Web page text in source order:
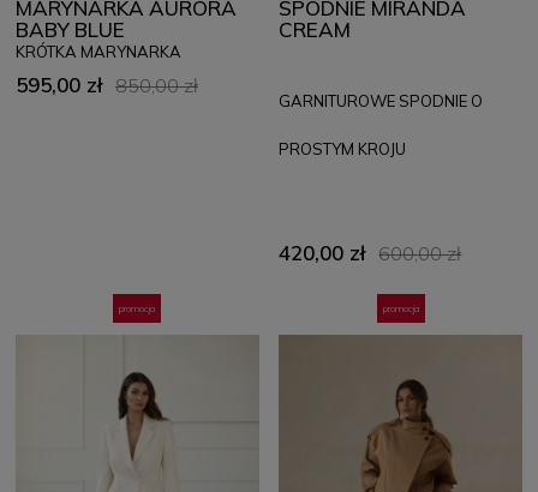
MARYNARKA AURORA
BABY BLUE
KRÓTKA MARYNARKA
595,00 zł 850,00 zł
SPODNIE MIRANDA
CREAM
GARNITUROWE SPODNIE O
PROSTYM KROJU
420,00 zł 600,00 zł
promocja promocja